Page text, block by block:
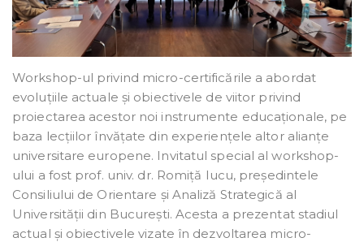
Workshop-ul privind micro-certificările a abordat
evoluțiile actuale și obiectivele de viitor privind
proiectarea acestor noi instrumente educaționale, pe
baza lecțiilor învățate din experiențele altor alianțe
universitare europene. Invitatul special al workshop-
ului a fost prof. univ. dr. Romiță Iucu, președintele
Consiliului de Orientare și Analiză Strategică al
Universității din București. Acesta a prezentat stadiul
actual și obiectivele vizate în dezvoltarea micro-